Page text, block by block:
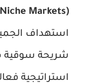
(Niche Markets):
استهداف
شريحة
استراتيجية